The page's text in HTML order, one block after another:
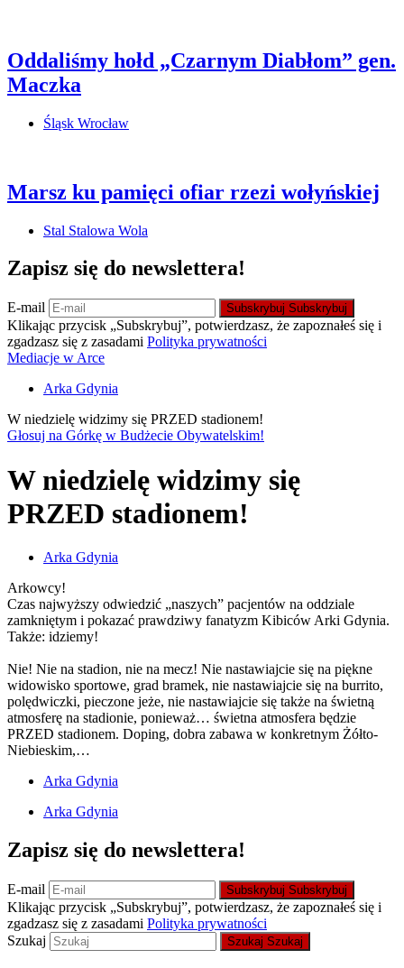
Oddaliśmy hołd „Czarnym Diabłom” gen.
Maczka
Śląsk Wrocław
Marsz ku pamięci ofiar rzezi wołyńskiej
Stal Stalowa Wola
Zapisz się do newslettera!
E-mail Subskrybuj Subskrybuj
Klikając przycisk „Subskrybuj”, potwierdzasz, że zapoznałeś się i
zgadzasz się z zasadami Polityka prywatności
Mediacje w Arce
Arka Gdynia
W niedzielę widzimy się PRZED stadionem!
Głosuj na Górkę w Budżecie Obywatelskim!
W niedzielę widzimy się
PRZED stadionem!
Arka Gdynia
Arkowcy!
Czas najwyższy odwiedzić „naszych” pacjentów na oddziale
zamkniętym i pokazać prawdziwy fanatyzm Kibiców Arki Gdynia.
Także: idziemy!
Nie! Nie na stadion, nie na mecz! Nie nastawiajcie się na piękne
widowisko sportowe, grad bramek, nie nastawiajcie się na burrito,
polędwiczki, pieczone jeże, nie nastawiajcie się także na świetną
atmosferę na stadionie, ponieważ… świetna atmosfera będzie
PRZED stadionem. Doping, dobra zabawa w konkretnym Żółto-
Niebieskim,…
Arka Gdynia
Arka Gdynia
Zapisz się do newslettera!
E-mail Subskrybuj Subskrybuj
Klikając przycisk „Subskrybuj”, potwierdzasz, że zapoznałeś się i
zgadzasz się z zasadami Polityka prywatności
Szukaj
Szukaj Szukaj